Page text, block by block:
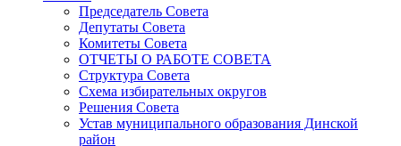
Председатель Совета
Депутаты Совета
Комитеты Совета
ОТЧЕТЫ О РАБОТЕ СОВЕТА
Структура Совета
Схема избирательных округов
Решения Совета
Устав муниципального образования Динской
район